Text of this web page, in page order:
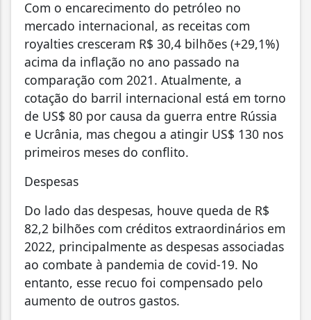
Com o encarecimento do petróleo no
mercado internacional, as receitas com
royalties cresceram R$ 30,4 bilhões (+29,1%)
acima da inflação no ano passado na
comparação com 2021. Atualmente, a
cotação do barril internacional está em torno
de US$ 80 por causa da guerra entre Rússia
e Ucrânia, mas chegou a atingir US$ 130 nos
primeiros meses do conflito.
Despesas
Do lado das despesas, houve queda de R$
82,2 bilhões com créditos extraordinários em
2022, principalmente as despesas associadas
ao combate à pandemia de covid-19. No
entanto, esse recuo foi compensado pelo
aumento de outros gastos.